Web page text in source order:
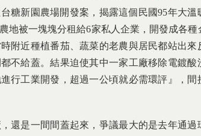
糖新園農場開發案，揭露這個民國95年大溫
地被一塊塊分租給6家私人企業，開發成各種
附近種植番茄、蔬菜的老農與居民都站出來
不給蓋。結果迫使其中一家工廠移除電鍍酸
行工業開發，超過一公頃就必需環評』，間
還是一間間蓋起來，爭議最大的是去年通過